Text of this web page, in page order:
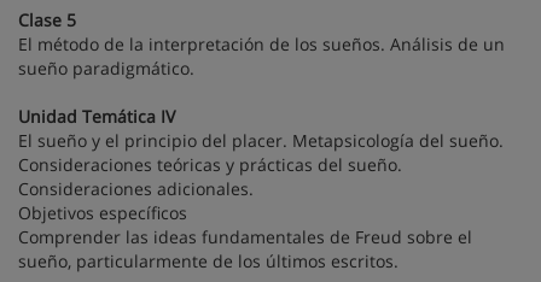
Clase 5
El método de la interpretación de los sueños. Análisis de un
sueño paradigmático.
Unidad Temática IV
El sueño y el principio del placer. Metapsicología del sueño.
Consideraciones teóricas y prácticas del sueño.
Consideraciones adicionales.
Objetivos específicos
Comprender las ideas fundamentales de Freud sobre el
sueño, particularmente de los últimos escritos.